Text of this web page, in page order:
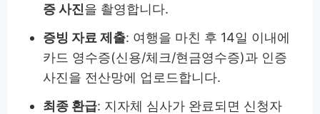
증 사진을 촬영합니다.
증빙 자료 제출: 여행을 마친 후 14일 이내에
카드 영수증(신용/체크/현금영수증)과 인증
사진을 전산망에 업로드합니다.
최종 환급: 지자체 심사가 완료되면 신청자